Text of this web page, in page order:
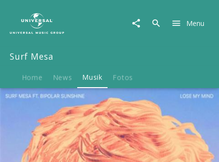
Musik
Lose
Menu
Surf Mesa
Home News Musik Fotos